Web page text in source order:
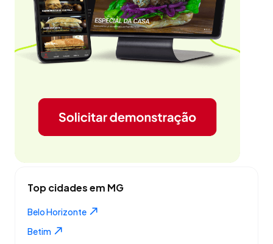
Top cidades em MG
Belo Horizonte
Betim